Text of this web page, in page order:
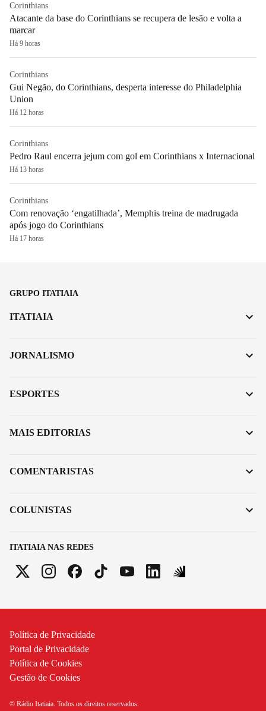
Corinthians
Atacante da base do Corinthians se recupera de lesão e volta a
marcar
Há 9 horas
Corinthians
Gui Negão, do Corinthians, desperta interesse do Philadelphia
Union
Há 12 horas
Corinthians
Pedro Raul encerra jejum com gol em Corinthians x Internacional
Há 13 horas
Corinthians
Com renovação ‘engatilhada’, Memphis treina de madrugada
após jogo do Corinthians
Há 17 horas
GRUPO ITATIAIA
ITATIAIA NAS REDES
ITATIAIA
JORNALISMO
ESPORTES
MAIS EDITORIAS
COMENTARISTAS
COLUNISTAS
Política de Privacidade
Portal de Privacidade
Política de Cookies
Gestão de Cookies
© Rádio Itatiaia. Todos os direitos reservados.